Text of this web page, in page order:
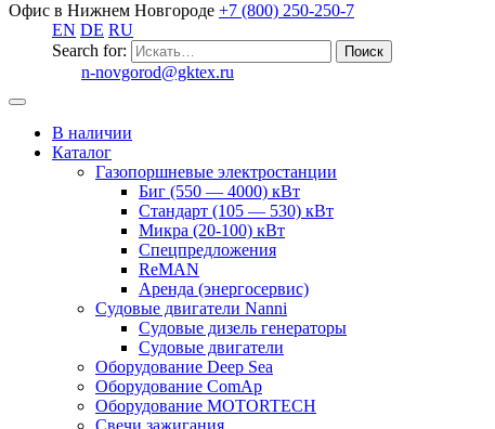
Офис в Нижнем Новгороде +7 (800) 250-250-7
EN DE RU
Search for:
n-novgorod@gktex.ru
В наличии
Каталог
Газопоршневые электростанции
Биг (550 — 4000) кВт
Стандарт (105 — 530) кВт
Микра (20-100) кВт
Спецпредложения
ReMAN
Аренда (энергосервис)
Судовые двигатели Nanni
Судовые дизель генераторы
Судовые двигатели
Оборудование Deep Sea
Оборудование ComAp
Оборудование MOTORTECH
Свечи зажигания